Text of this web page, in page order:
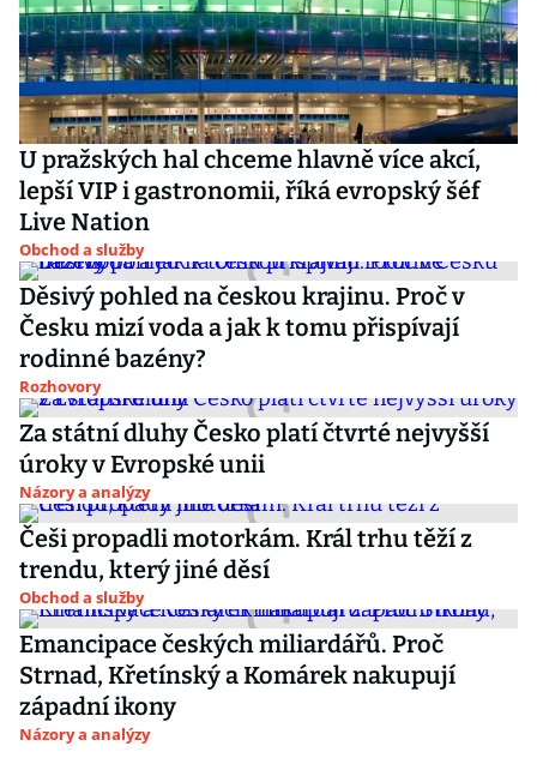
U pražských hal chceme hlavně více akcí,
lepší VIP i gastronomii, říká evropský šéf
Live Nation
Obchod a služby
Děsivý pohled na českou krajinu. Proč v
Česku mizí voda a jak k tomu přispívají
rodinné bazény?
Rozhovory
Za státní dluhy Česko platí čtvrté nejvyšší
úroky v Evropské unii
Názory a analýzy
Češi propadli motorkám. Král trhu těží z
trendu, který jiné děsí
Obchod a služby
Emancipace českých miliardářů. Proč
Strnad, Křetínský a Komárek nakupují
západní ikony
Názory a analýzy